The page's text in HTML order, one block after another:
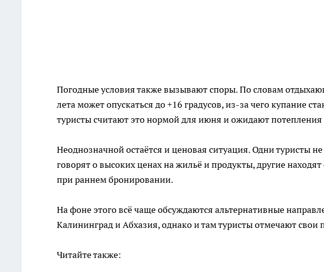
Погодные условия также вызывают споры. По словам
лета может опускаться до +16 градусов, из-за чего купание
туристы считают это нормой для июня и ожидают
Неоднозначной остаётся и ценовая ситуация. Одни туристы
говорят о высоких ценах на жильё и продукты, другие
при раннем бронировании.
На фоне этого всё чаще обсуждаются альтернативные
Калининград и Абхазия, однако и там туристы отмечают
Читайте также: